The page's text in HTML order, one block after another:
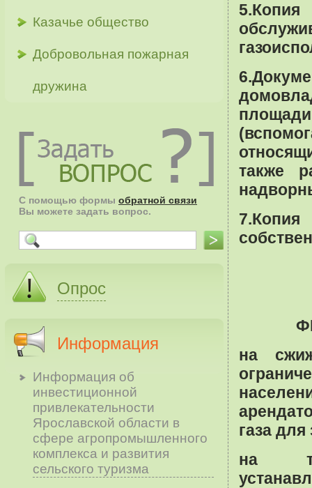
Казачье общество
Добровольная пожарная
дружина
С помощью формы обратной связи
Вы можете задать вопрос.
Опрос
Информация
Информация об
инвестиционной
привлекательности
Ярославской области в
сфере агропромышленного
комплекса и развития
сельского туризма
5.Копия
также
на
газа
на